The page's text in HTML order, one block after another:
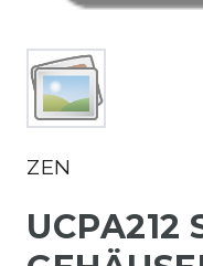
ZEN
UCPA212